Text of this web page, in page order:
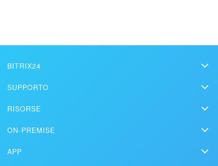
BITRIX24
Media kit
Contatti
SUPPORTO
Tutorial
Contatta il supporto
RISORSE
Soluzioni
ON-PREMISE
APP